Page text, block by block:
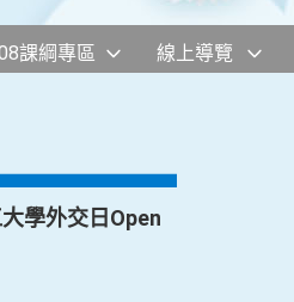
課綱專區 線上導覽
學外交日Open